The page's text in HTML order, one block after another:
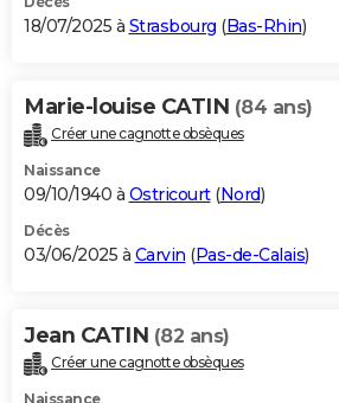
18/07/2025 à Strasbourg (Bas-Rhin)
Marie-louise CATIN (84 ans)
Créer une cagnotte obsèques
Naissance
09/10/1940 à Ostricourt(Nord)
Décès
03/06/2025 à Carvin (Pas-de-Calais)
Jean CATIN (82 ans)
Créer une cagnotte obsèques
Naissance